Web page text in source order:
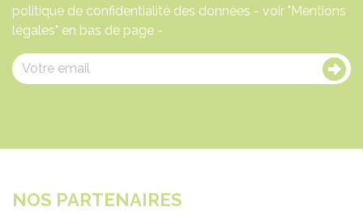
politique de confidentialité des données - voir "Mentions
légales" en bas de page -
NOS PARTENAIRES